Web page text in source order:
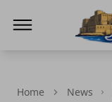
Home News